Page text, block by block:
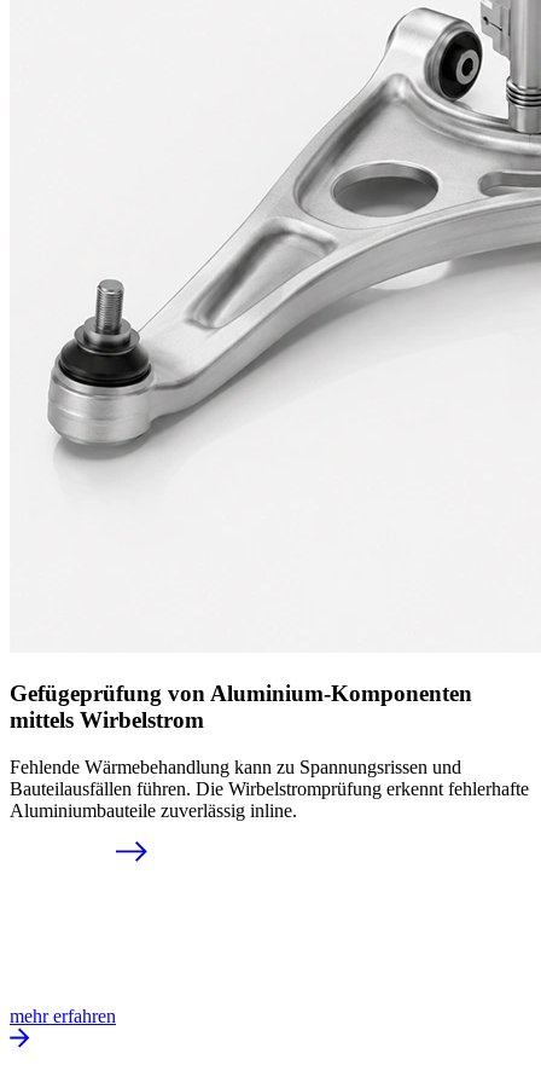
Gefügeprüfung von Aluminium-Komponenten
mittels Wirbelstrom
Fehlende Wärmebehandlung kann zu Spannungsrissen und
Bauteilausfällen führen. Die Wirbelstromprüfung erkennt fehlerhafte
Aluminiumbauteile zuverlässig inline.
mehr erfahren